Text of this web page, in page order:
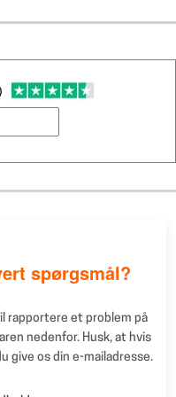
opfordrer vi dig til at
vi bruger, hvilket
spørgsmål?
rapportere et problem på
nedenfor. Husk, at hvis
give os din e-mailadresse.